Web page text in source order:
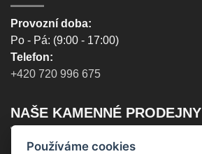
Provozní doba:
Po - Pá: (9:00 - 17:00)
Telefon:
+420 720 996 675
NAŠE KAMENNÉ PRODEJNY
Praha - Provozní doba:
Používáme cookies